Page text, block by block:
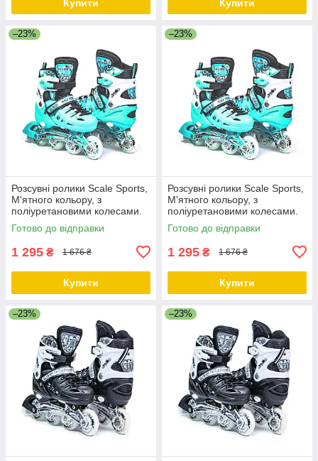
Купити Купити
–23%
Розсувні ролики Scale Sports,
М'ятного кольору, з
поліуретановими колесами.
Розмір 34-38
Готово до відправки
1 295 ₴ 1 676 ₴
Купити
–23%
Розсувні ролики Scale Sports,
М'ятного кольору, з
поліуретановими колесами.
Розмір 38-41
Готово до відправки
1 295 ₴ 1 676 ₴
Купити
–23% –23%